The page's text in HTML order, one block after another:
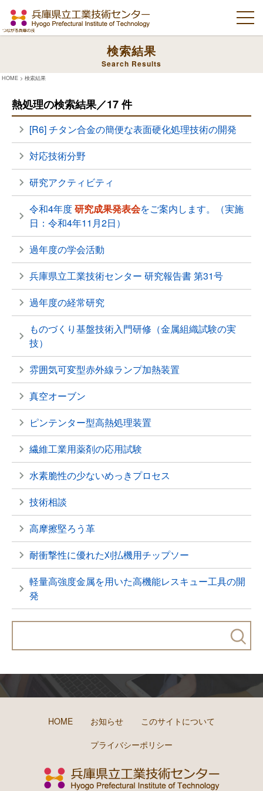
検索結果
Search Results
HOME > 検索結果
熱処理の検索結果／17 件
[R6] チタン合金の簡便な表面硬化処理技術の開発
対応技術分野
研究アクティビティ
令和4年度研究成果発表会をご案内します。（実施
日：令和4年11月2日）
過年度の学会活動
兵庫県立工業技術センター 研究報告書 第31号
過年度の経常研究
ものづくり基盤技術入門研修（金属組織試験の実
技）
雰囲気可変型赤外線ランプ加熱装置
真空オーブン
ピンテンター型高熱処理装置
繊維工業用薬剤の応用試験
水素脆性の少ないめっきプロセス
技術相談
高摩擦堅ろう革
耐衝撃性に優れた刈払機用チップソー
軽量高強度金属を用いた高機能レスキュー工具の開
発
HOME お知らせ
このサイトについて
プライバシーポリシー